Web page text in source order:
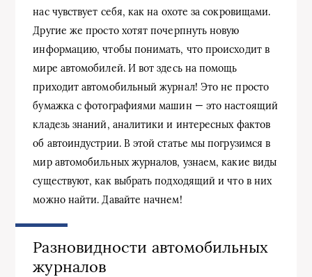
нас чувствует себя, как на охоте за сокровищами.
Другие же просто хотят почерпнуть новую
информацию, чтобы понимать, что происходит в
мире автомобилей. И вот здесь на помощь
приходит автомобильный журнал! Это не просто
бумажка с фотографиями машин — это настоящий
кладезь знаний, аналитики и интересных фактов
об автоиндустрии. В этой статье мы погрузимся в
мир автомобильных журналов, узнаем, какие виды
существуют, как выбрать подходящий и что в них
можно найти. Давайте начнем!
Разновидности автомобильных
журналов